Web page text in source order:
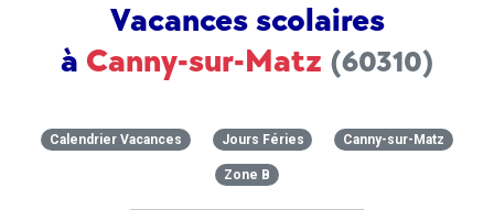
Vacances scolaires
à Canny-sur-Matz (60310)
Calendrier Vacances Jours Féries Canny-sur-Matz
Zone B